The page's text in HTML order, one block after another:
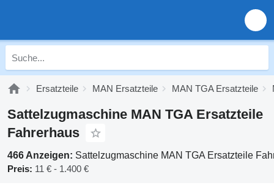
Ersatzteile MAN Ersatzteile MAN TGA Ersatzteile
Sattelzugmaschine MAN TGA Ersatzteile
Fahrerhaus
466 Anzeigen: Sattelzugmaschine MAN TGA Ersatzteile
Preis: 11 € - 1.400 €